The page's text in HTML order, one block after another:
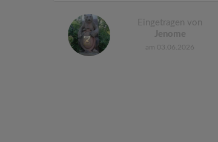
Eingetragen von
Jenome
am 03.06.2026